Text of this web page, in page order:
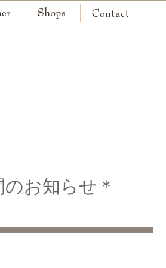
京都本店
神戸本店
お知らせ＊